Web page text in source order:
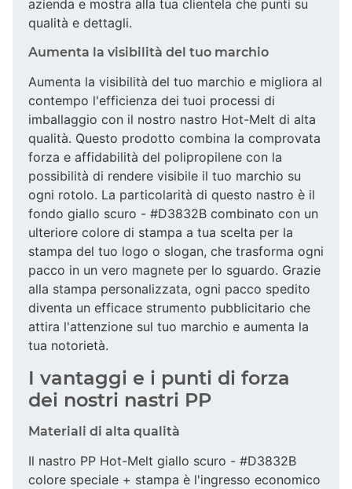
azienda e mostra alla tua clientela che punti su
qualità e dettagli.
Aumenta la visibilità del tuo marchio
Aumenta la visibilità del tuo marchio e migliora al
contempo l'efficienza dei tuoi processi di
imballaggio con il nostro nastro Hot-Melt di alta
qualità. Questo prodotto combina la comprovata
forza e affidabilità del polipropilene con la
possibilità di rendere visibile il tuo marchio su
ogni rotolo. La particolarità di questo nastro è il
fondo giallo scuro - #D3832B combinato con un
ulteriore colore di stampa a tua scelta per la
stampa del tuo logo o slogan, che trasforma ogni
pacco in un vero magnete per lo sguardo. Grazie
alla stampa personalizzata, ogni pacco spedito
diventa un efficace strumento pubblicitario che
attira l'attenzione sul tuo marchio e aumenta la
tua notorietà.
I vantaggi e i punti di forza
dei nostri nastri PP
Materiali di alta qualità
Il nastro PP Hot-Melt giallo scuro - #D3832B
colore speciale + stampa è l'ingresso economico